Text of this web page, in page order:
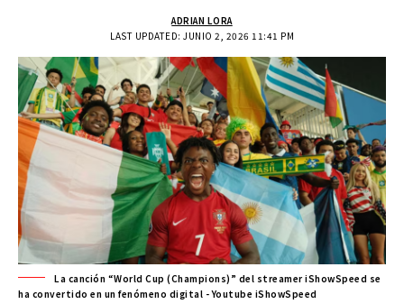
LAST UPDATED: JUNIO 2, 2026 11:41 PM
ADRIAN LORA
La canción “World Cup (Champions)” del streamer iShowSpeed se
ha convertido en un fenómeno digital - Youtube iShowSpeed